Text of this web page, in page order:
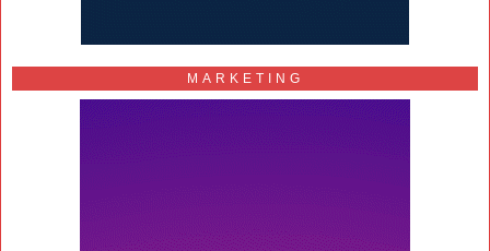
MARKETING